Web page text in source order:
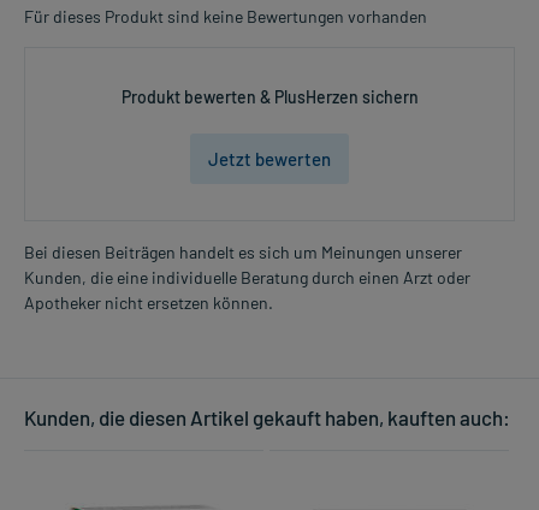
Für dieses Produkt sind keine Bewertungen vorhanden
Produkt bewerten & PlusHerzen sichern
Jetzt bewerten
Bei diesen Beiträgen handelt es sich um Meinungen unserer
Kunden, die eine individuelle Beratung durch einen Arzt oder
Apotheker nicht ersetzen können.
Kunden, die diesen Artikel gekauft haben, kauften auch: